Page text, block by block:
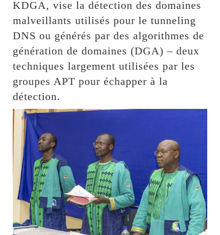
KDGA, vise la détection des domaines
malveillants utilisés pour le tunneling
DNS ou générés par des algorithmes de
génération de domaines (DGA) – deux
techniques largement utilisées par les
groupes APT pour échapper à la
détection.